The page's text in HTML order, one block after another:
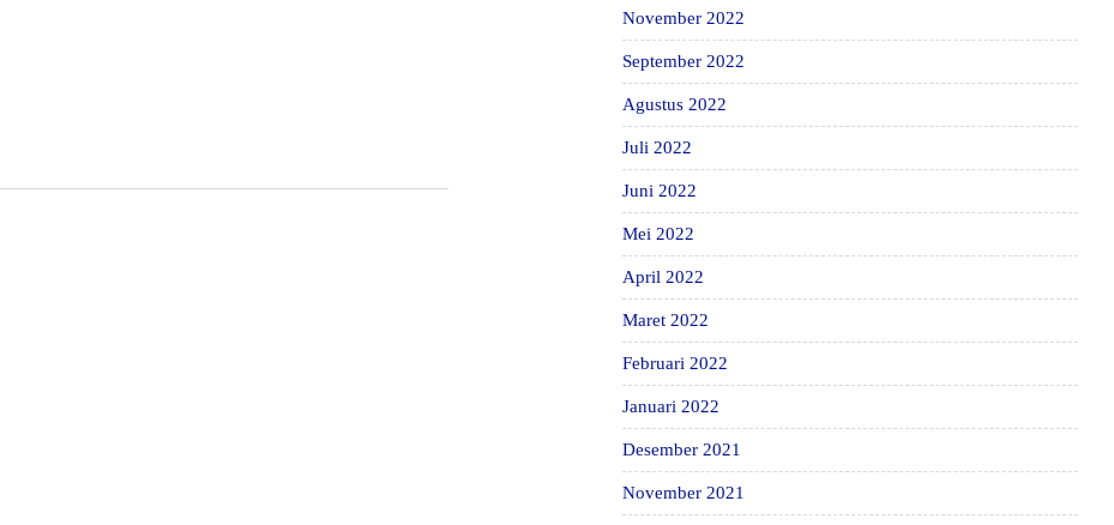
November 2022
September 2022
Agustus 2022
Juli 2022
Juni 2022
Mei 2022
April 2022
Maret 2022
Februari 2022
Januari 2022
Desember 2021
November 2021